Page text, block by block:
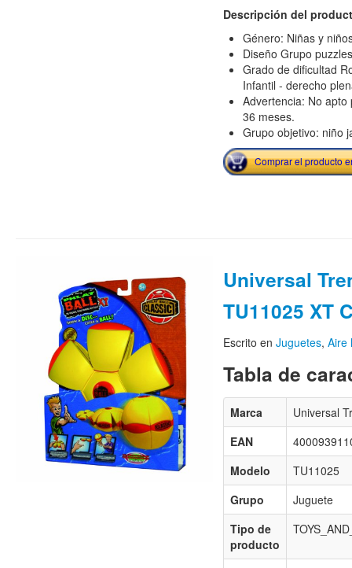
Descripción del
Género: Niñas y
Diseño Grupo
Grado de dificultad
Infantil - derecho
Advertencia: No
36 meses.
Grupo objetivo: niño
Comprar el producto
Universal
TU11025 XT
Escrito en Juguetes, Aire
Tabla de
Marca
Universal
EAN
Modelo
TU11025
Grupo
Juguete
Tipo de
producto